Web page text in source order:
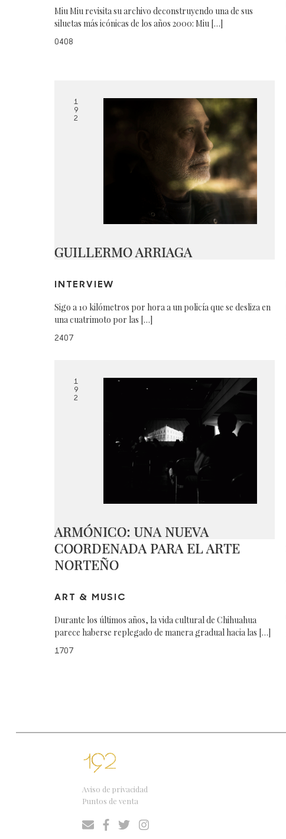
Miu Miu revisita su archivo deconstruyendo una de sus
siluetas más icónicas de los años 2000: Miu […]
0408
1
9
2
GUILLERMO ARRIAGA
INTERVIEW
Sigo a 10 kilómetros por hora a un policía que se desliza en
una cuatrimoto por las […]
2407
1
9
2
ARMÓNICO: UNA NUEVA
COORDENADA PARA EL ARTE
NORTEÑO
ART & MUSIC
Durante los últimos años, la vida cultural de Chihuahua
parece haberse replegado de manera gradual hacia las […]
1707
Aviso de privacidad
Puntos de venta